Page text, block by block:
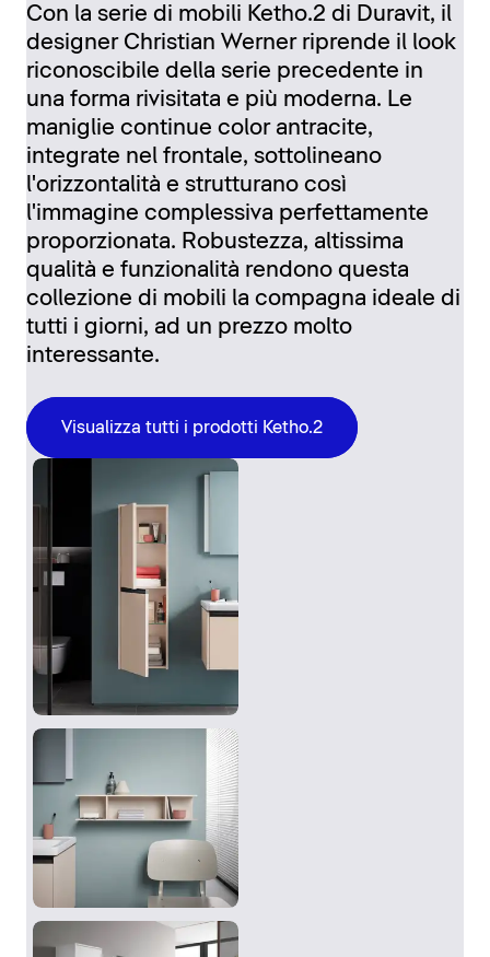
Con la serie di mobili Ketho.2 di Duravit, il
designer Christian Werner riprende il look
riconoscibile della serie precedente in
una forma rivisitata e più moderna. Le
maniglie continue color antracite,
integrate nel frontale, sottolineano
l'orizzontalità e strutturano così
l'immagine complessiva perfettamente
proporzionata. Robustezza, altissima
qualità e funzionalità rendono questa
collezione di mobili la compagna ideale di
tutti i giorni, ad un prezzo molto
interessante.
Visualizza tutti i prodotti Ketho.2